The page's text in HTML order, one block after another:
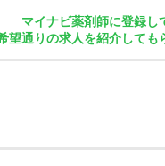
マイナビ薬剤師に登録し
望通りの求人を紹介しても